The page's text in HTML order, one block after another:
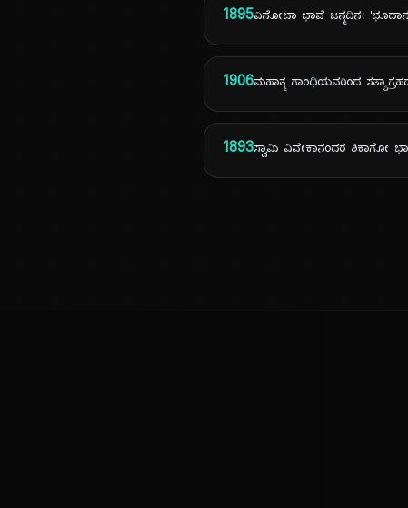
1895ವಿನೋಬಾ ಭಾವೆ ಜನ್ಮದಿನ:
1906ಮಹಾತ್ಮ ಗಾಂಧಿಯವರಿಂದ
1893ಸ್ವಾಮಿ ವಿವೇಕಾನಂದರ ಶಿಕಾಗೋ